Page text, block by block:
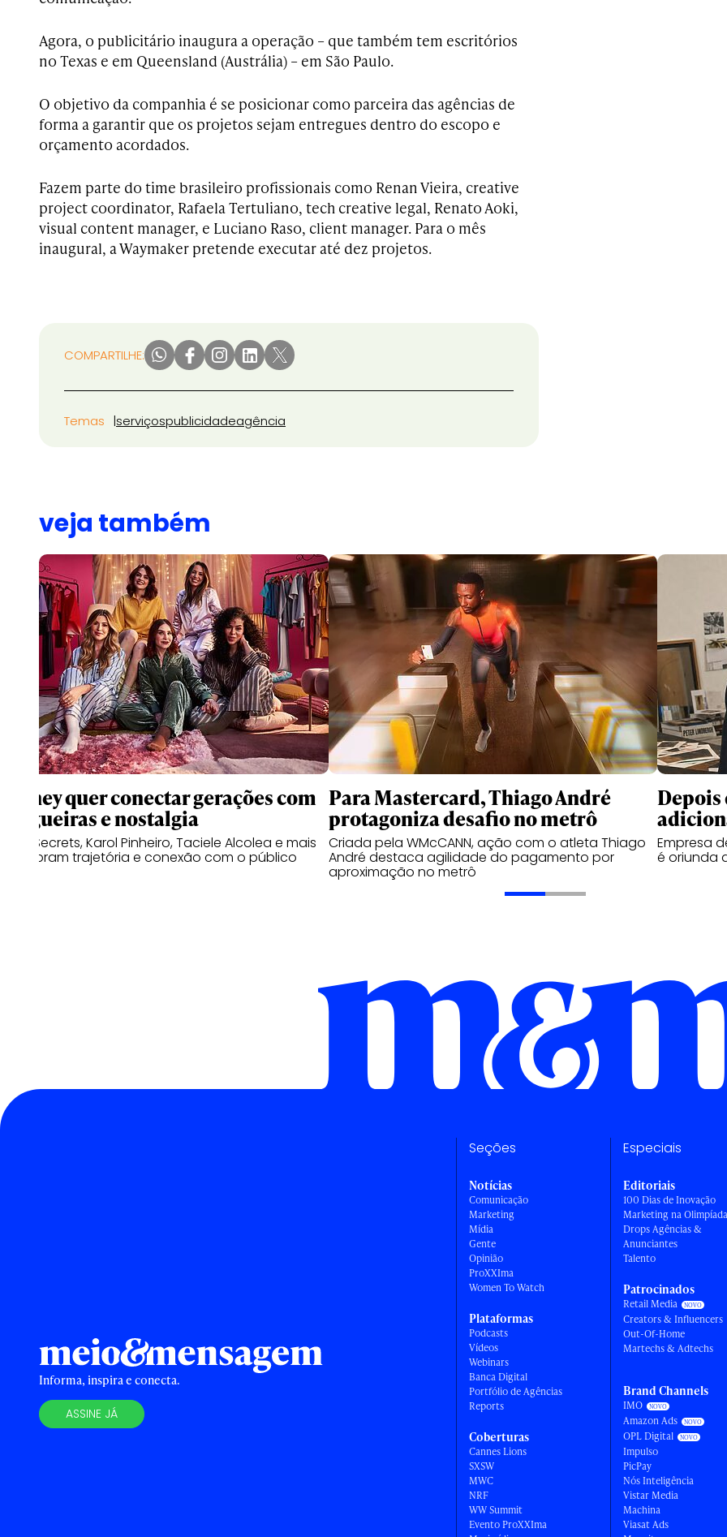
Agora, o publicitário inaugura a operação – que também tem escritórios
no Texas e em Queensland (Austrália) – em São Paulo.
O objetivo da companhia é se posicionar como parceira das agências de
forma a garantir que os projetos sejam entregues dentro do escopo e
orçamento acordados.
Fazem parte do time brasileiro profissionais como Renan Vieira, creative
project coordinator, Rafaela Tertuliano, tech creative legal, Renato Aoki,
visual content manager, e Luciano Raso, client manager. Para o mês
inaugural, a Waymaker pretende executar até dez projetos.
COMPARTILHE:
Temas serviçospublicidadeagência
veja também
Disney quer conectar gerações com
blogueiras e nostalgia
Niina Secrets, Karol Pinheiro, Taciele Alcolea e mais
relembram trajetória e conexão com o público
Para Mastercard, Thiago André
protagoniza desafio no metrô
Criada pela WMcCANN, ação com o atleta Thiago
André destaca agilidade do pagamento por
aproximação no metrô
Depois
Empresa
é oriunda
Informa, inspira e conecta.
ASSINE JÁ
Seções
Notícias
Comunicação
Marketing
Mídia
Gente
Opinião
ProXXIma
Women To Watch
Plataformas
Podcasts
Vídeos
Webinars
Banca Digital
Portfólio de Agências
Reports
Coberturas
Cannes Lions
SXSW
MWC
NRF
WW Summit
Evento ProXXIma
Especiais
Editoriais
100 Dias de Inovação
Marketing na Olimpíada
Drops Agências &
Anunciantes
Talento
Patrocinados
Retail Media
Creators & Influencers
Out-Of-Home
Martechs & Adtechs
Brand Channels
IMO
Amazon Ads
OPL Digital
Impulso
PicPay
Nós Inteligência
Vistar Media
Machina
Viasat Ads